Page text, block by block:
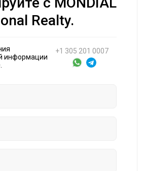
Realty.
информации
+1 305 201 0007